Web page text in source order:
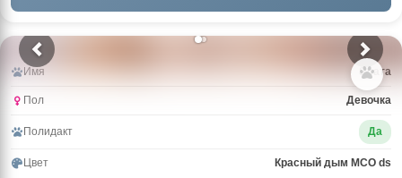
Имя Злата
Пол Девочка
Полидакт Да
Цвет Красный дым MCO ds